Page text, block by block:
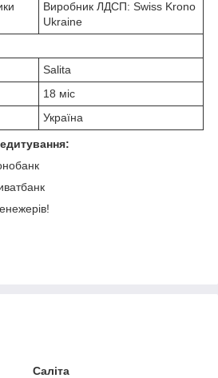
Виробник ЛДСП: Swiss Krono
Ukraine
Salita
18 міс
Україна
Саліта